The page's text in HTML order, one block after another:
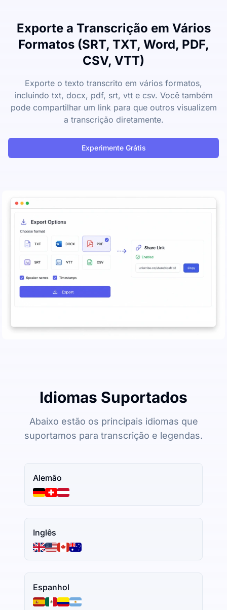
Exporte a Transcrição em Vários
Formatos (SRT, TXT, Word, PDF,
CSV, VTT)
Exporte o texto transcrito em vários formatos,
incluindo txt, docx, pdf, srt, vtt e csv. Você também
pode compartilhar um link para que outros visualizem
a transcrição diretamente.
Experimente Grátis
Idiomas Suportados
Abaixo estão os principais idiomas que
suportamos para transcrição e legendas.
Alemão
Inglês
Espanhol